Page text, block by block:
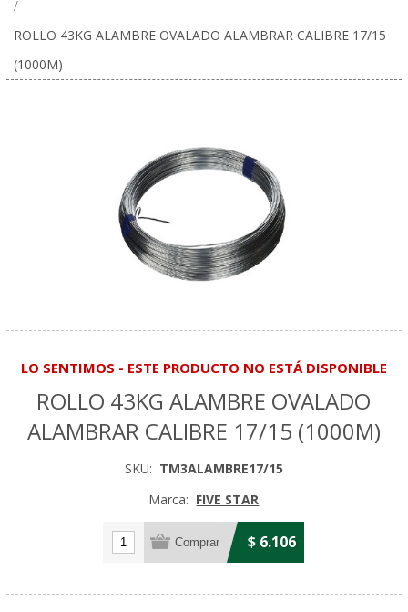
/
ROLLO 43KG ALAMBRE OVALADO ALAMBRAR CALIBRE 17/15
(1000M)
LO SENTIMOS - ESTE PRODUCTO NO ESTÁ DISPONIBLE
ROLLO 43KG ALAMBRE OVALADO
ALAMBRAR CALIBRE 17/15 (1000M)
SKU: TM3ALAMBRE17/15
Marca: FIVE STAR
$ 6.106